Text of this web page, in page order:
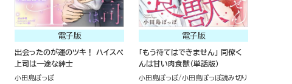
電子版
出会ったのが運のツキ！ ハイスペ
上司は一途な紳士
小田島ぽっぽ
電子版
「もう待てはできません」 同僚く
んは甘い肉食獣（単話版）
小田島ぽっぽ 小田島ぽっぽ読み切り